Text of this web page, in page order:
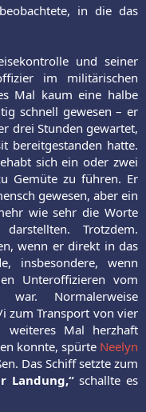
in die das
und seiner
im militärischen
Mal kaum eine halbe
schnell gewesen – er
drei Stunden gewartet,
bereitgestanden hatte.
sich ein oder zwei
Gemüte zu führen. Er
gewesen, aber ein
wie sehr die Worte
Trotzdem.
wenn er direkt in das
insbesondere, wenn
Unteroffizieren vom
war. Normalerweise
zum Transport von vier
Mal herzhaft
konnte, spürte Neelyn
Das Schiff setzte zum
Landung,“schallte es